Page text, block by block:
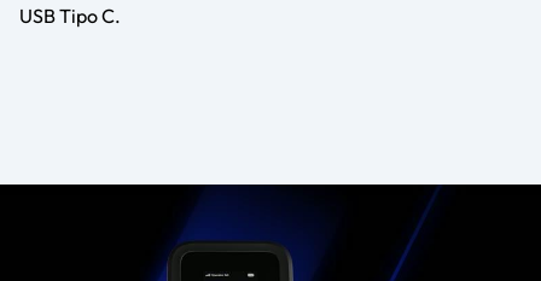
USB Tipo C.